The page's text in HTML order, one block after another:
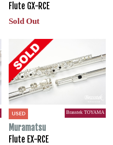
Flute GX-RCE
Sold Out
USED Brasstek TOYAMA
Muramatsu
Flute EX-RCE